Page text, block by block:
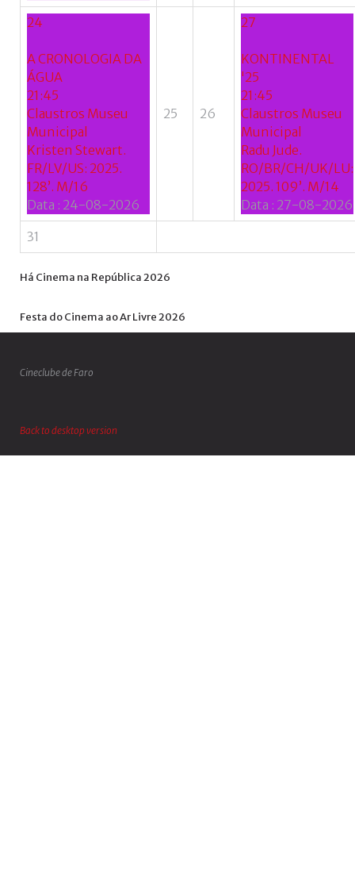
24
A CRONOLOGIA DA
ÁGUA
21:45
Claustros Museu
Municipal
Kristen Stewart.
FR/LV/US: 2025.
128’. M/16
Data : 24-08-2026
25 26
27
KONTINENTAL
'25
21:45
Claustros Museu
Municipal
Radu Jude.
RO/BR/CH/UK/LU:
2025. 109’. M/14
Data : 27-08-2026
31
Há Cinema na República2026
Festa doCinema aoArLivre2026
Cineclube de Faro
Back to desktop version